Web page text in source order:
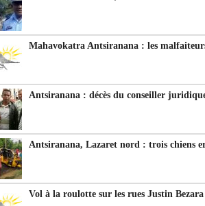
Mahavokatra Antsiranana : les
Antsiranana : décès du conseiller
Antsiranana, Lazaret nord : trois chiens
Vol à la roulotte sur les rues Justin